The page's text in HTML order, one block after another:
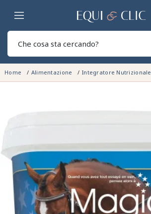
Casa
Home Alimentazione Integratore Nutrizionale